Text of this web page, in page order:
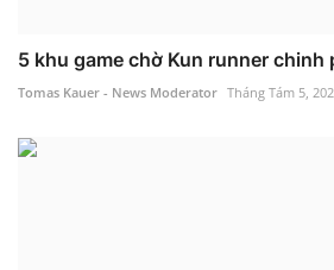
5 khu game chờ Kun runner chinh
Tomas Kauer - News Moderator Tháng Tám 5,